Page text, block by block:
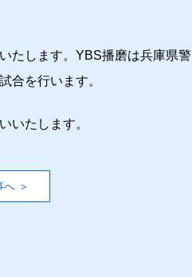
たします。YBS播磨は兵庫県警
合を行います。
いたします。
へ ＞